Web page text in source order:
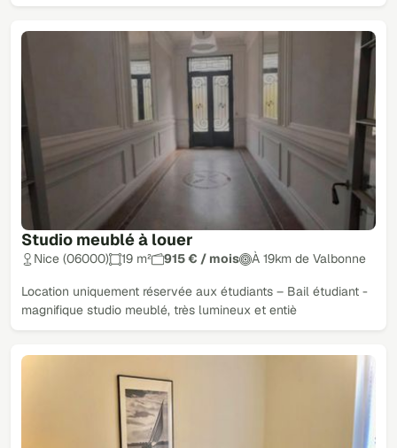
Studio meublé à louer
Nice (06000) 19 m² 915 € / mois À 19km de Valbonne
Location uniquement réservée aux étudiants – Bail étudiant -
magnifique studio meublé, très lumineux et entiè